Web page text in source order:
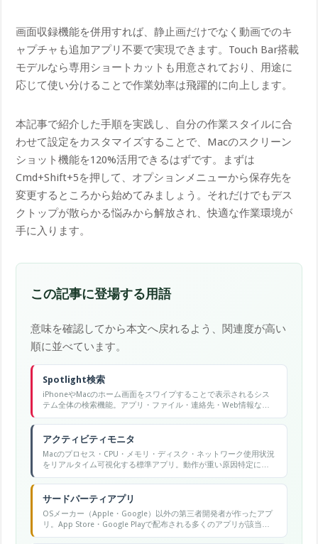
画面収録機能を併用すれば、静止画だけでなく動画でのキ
ャプチャも追加アプリ不要で実現できます。Touch Bar搭載
モデルなら専用ショートカットも用意されており、用途に
応じて使い分けることで作業効率は飛躍的に向上します。
本記事で紹介した手順を実践し、自分の作業スタイルに合
わせて設定をカスタマイズすることで、Macのスクリーン
ショット機能を120%活用できるはずです。まずは
Cmd+Shift+5を押して、オプションメニューから保存先を
変更するところから始めてみましょう。それだけでもデス
クトップが散らかる悩みから解放され、快適な作業環境が
手に入ります。
この記事に登場する用語
意味を確認してから本文へ戻れるよう、関連度が高い
順に並べています。
Spotlight検索
iPhoneやMacのホーム画面をスワイプすることで表示されるシス
テム全体の検索機能。アプリ・ファイル・連絡先・Web情報など
を横断検索できる。
アクティビティモニタ
Macのプロセス・CPU・メモリ・ディスク・ネットワーク使用状況
をリアルタイム可視化する標準アプリ。動作が重い原因特定に使
う。
サードパーティアプリ
OSメーカー（Apple・Google）以外の第三者開発者が作ったアプ
リ。App Store・Google Playで配布される多くのアプリが該当す
る。